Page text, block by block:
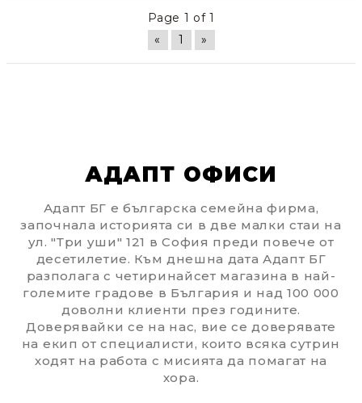
Page 1 of 1
«
1 »
АДАПТ ОФИСИ
Адапт БГ е българска семейна фирма,
започнала историята си в две малки стаи на
ул. "Три уши" 121 в София преди повече от
десетилетие. Към днешна дата Адапт БГ
разполага с четиринайсет магазина в най-
големите градове в България и над 100 000
доволни клиенти през годините.
Доверявайки се на нас, вие се доверявате
на екип от специалисти, които всяка сутрин
ходят на работа с мисията да помагат на
хора.